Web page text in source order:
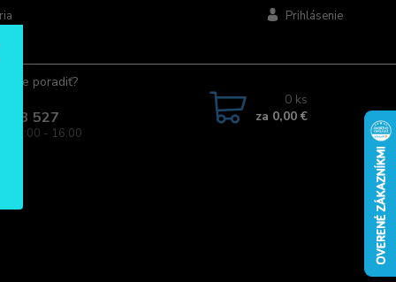
Prihlásenie
poradiť?
963 527
08:00 - 16:00
0 ks
za 0,00 €